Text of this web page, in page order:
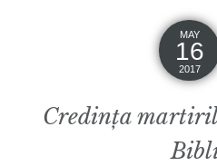
MAY
16
2017
Credința